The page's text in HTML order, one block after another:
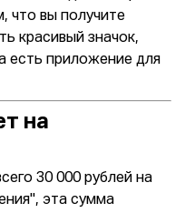
что вы получите
красивый значок,
есть приложение для
на
30 000 рублей на
эта сумма